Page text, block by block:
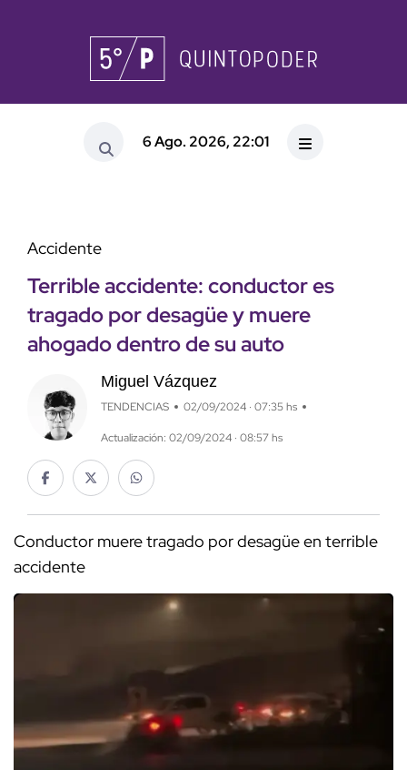
6 Ago. 2026, 22:01
Accidente
Terrible accidente: conductor es
tragado por desagüe y muere
ahogado dentro de su auto
Miguel Vázquez
TENDENCIAS 02/09/2024 · 07:35 hs
Actualización: 02/09/2024 · 08:57 hs
Conductor muere tragado por desagüe en terrible
accidente